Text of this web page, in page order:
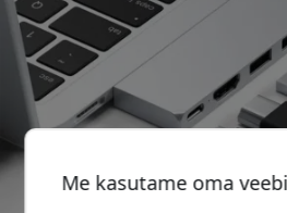
Me kasutame oma